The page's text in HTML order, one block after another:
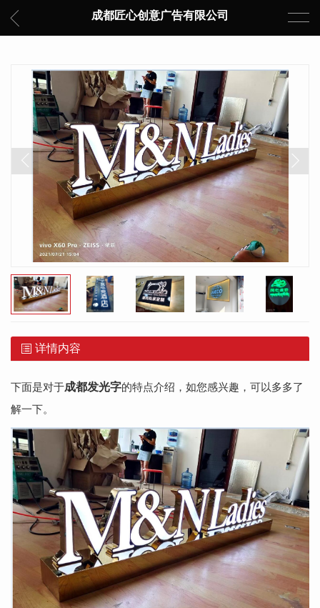
成都匠心创意广告有限公司
详情内容
下面是对于成都发光字的特点介绍，如您感兴趣，可以多多了
解一下。